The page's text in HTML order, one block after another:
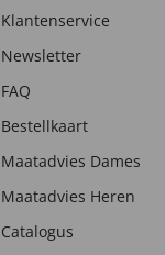
Klantenservice
Newsletter
FAQ
Bestellkaart
Maatadvies Dames
Maatadvies Heren
Catalogus